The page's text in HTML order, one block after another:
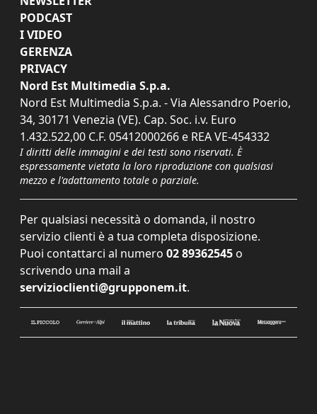
PODCAST
I VIDEO
GERENZA
PRIVACY
Nord Est Multimedia S.p.a.
Nord Est Multimedia S.p.a. - Via Alessandro Poerio,
34, 30171 Venezia (VE). Cap. Soc. i.v. Euro
1.432.522,00 C.F. 05412000266 e REA VE-454332
I diritti delle immagini e dei testi sono riservati. È
espressamente vietata la loro riproduzione con qualsiasi
mezzo e l'adattamento totale o parziale.
Per qualsiasi necessità o domanda, il nostro
servizio clienti è a tua completa disposizione.
Puoi contattarci al numero 02 89362545 o
scrivendo una mail a
servizioclienti@grupponem.it.